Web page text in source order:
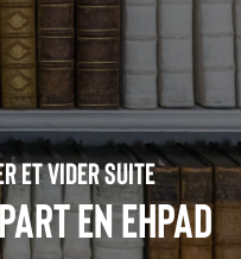
et vider suite
en Ehpad